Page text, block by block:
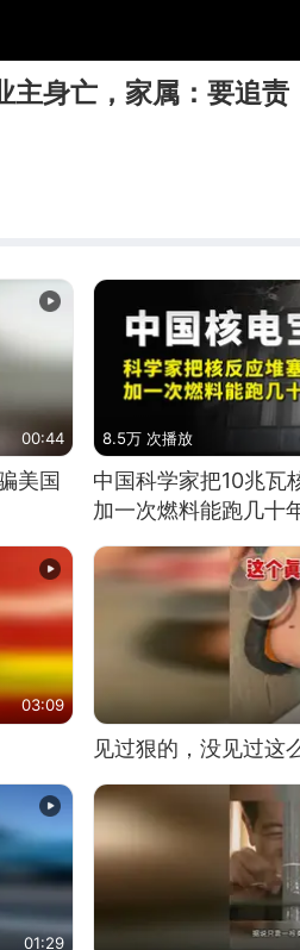
主身亡，家属：要追
00:44
美国
8.5万 次播放
中国科学家把10兆瓦
加一次燃料能跑几十
03:09
见过狠的，没见过这
01:29